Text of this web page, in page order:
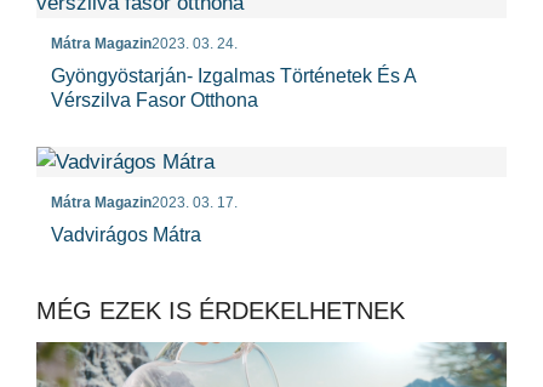
Mátra Magazin2023. 03. 24.
Gyöngyöstarján- Izgalmas Történetek És A
Vérszilva Fasor Otthona
Mátra Magazin2023. 03. 17.
Vadvirágos Mátra
MÉG EZEK IS ÉRDEKELHETNEK